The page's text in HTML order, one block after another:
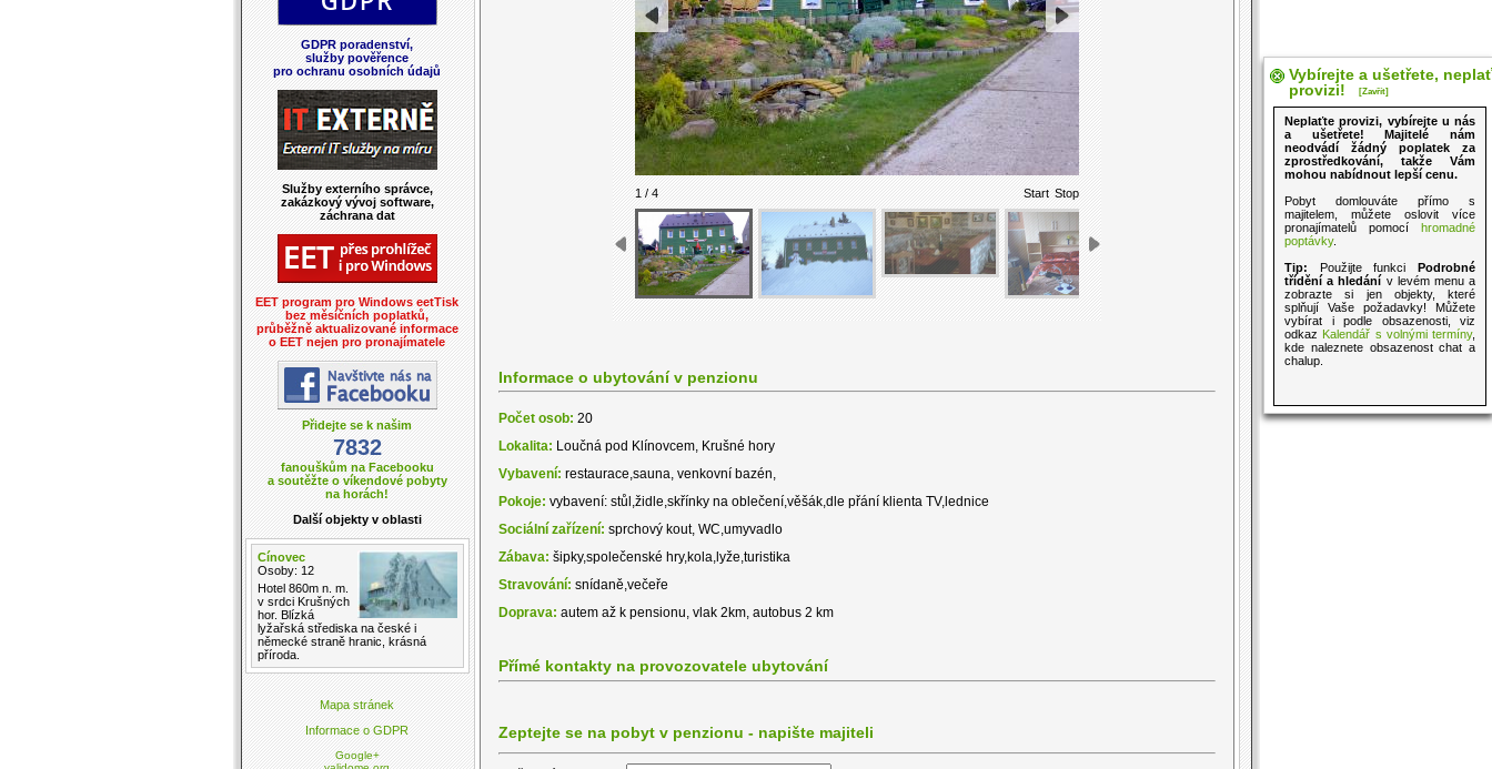
GDPR poradenství,
služby pověřence
pro ochranu osobních údajů
Služby externího správce,
zakázkový vývoj software,
záchrana dat
EET program pro Windows eetTisk
bez měsíčních poplatků,
průběžně aktualizované informace
o EET nejen pro pronajímatele
Přidejte se k našim
7832
fanouškům na Facebooku
a soutěžte o víkendové pobyty
na horách!
Další objekty v oblasti
Cínovec
Osoby: 12
Hotel 860m n. m.
v srdci Krušných
hor. Blízká
lyžařská střediska na české i
německé straně hranic, krásná
příroda.
Mapa stránek
Informace o GDPR
Google+
1 / 4 Start Stop
Informace o ubytování v penzionu
Počet osob: 20
Lokalita: Loučná pod Klínovcem, Krušné hory
Vybavení: restaurace,sauna, venkovní bazén,
Pokoje: vybavení: stůl,židle,skřínky na oblečení,věšák,dle přání klienta TV,lednice
Sociální zařízení: sprchový kout, WC,umyvadlo
Zábava: šipky,společenské hry,kola,lyže,turistika
Stravování: snídaně,večeře
Doprava: autem až k pensionu, vlak 2km, autobus 2 km
Přímé kontakty na provozovatele ubytování
Zeptejte se na pobyt v penzionu - napište majiteli
Vybírejte a ušetřete,
provizi!
[Zavřít]
Neplaťte provizi, vybírejte u nás
a ušetřete! Majitelé nám
neodvádí žádný poplatek za
zprostředkování, takže Vám
mohou nabídnout lepší cenu.
Pobyt domlouváte přímo s
majitelem, můžete oslovit více
pronajímatelů pomocí hromadné
poptávky.
Tip: Použijte funkci Podrobné
třídění a hledání v levém menu a
zobrazte si jen objekty, které
splňují Vaše požadavky! Můžete
vybírat i podle obsazenosti, viz
odkaz Kalendář s volnými termíny,
kde naleznete obsazenost chat a
chalup.